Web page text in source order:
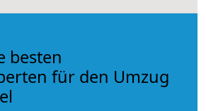
besten
für den Umzug